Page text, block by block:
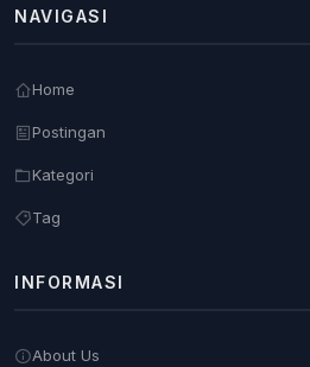
NAVIGASI
Home
Postingan
Kategori
Tag
INFORMASI
About Us